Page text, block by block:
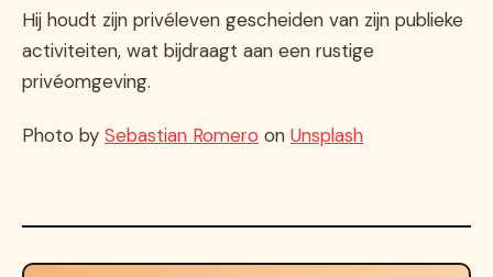
Hij houdt zijn privéleven gescheiden van zijn publieke
activiteiten, wat bijdraagt aan een rustige
privéomgeving.
Photo by Sebastian Romero on Unsplash